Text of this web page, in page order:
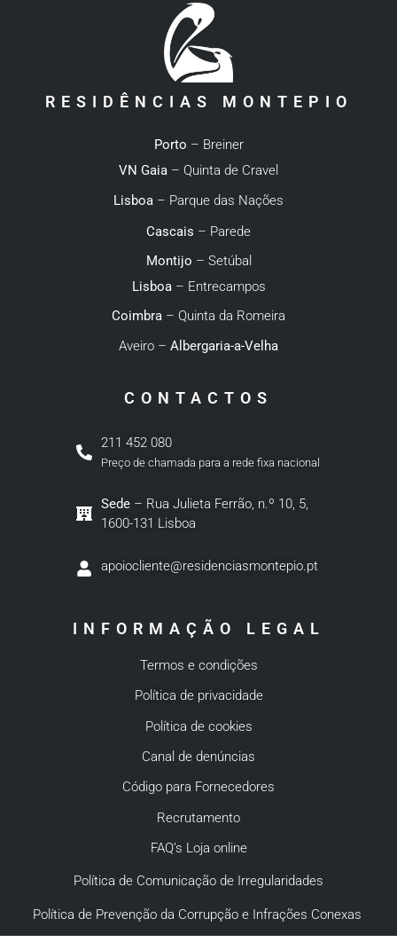
RESIDÊNCIAS MONTEPIO
Porto – Breiner
VN Gaia– Quinta de Cravel
Lisboa – Parque das Nações
Cascais – Parede
Montijo – Setúbal
Lisboa– Entrecampos
Coimbra – Quinta da Romeira
Aveiro – Albergaria-a-Velha
CONTACTOS
211 452 080
Preço de chamada para a rede fixa nacional
Sede– Rua Julieta Ferrão, n.º 10, 5,
1600-131 Lisboa
apoiocliente@residenciasmontepio.pt
INFORMAÇÃO LEGAL
Termos e condições
Política de privacidade
Política de cookies
Canal de denúncias
Código para Fornecedores
Recrutamento
FAQ’s Loja online
Política de Comunicação de Irregularidades
Política de Prevenção da Corrupção e Infrações Conexas